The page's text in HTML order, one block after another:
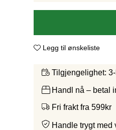
Legg til ønskeliste
Tilgjengelighet:
Handl nå – betal
Fri frakt fra 599kr
Handle trygt med